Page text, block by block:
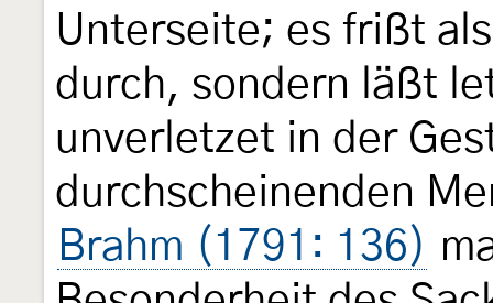
Unterseite; es frißt
durch, sondern läßt
unverletzet in der
durchscheinenden
Brahm (1791: 136)